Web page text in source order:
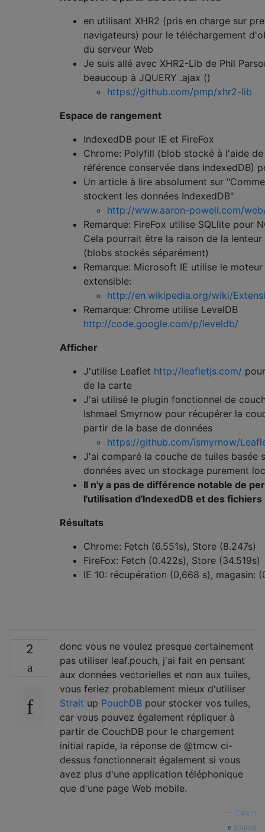
en utilisant XHR2 (pris en charge sur
navigateurs) pour le téléchargement
du serveur Web
Je suis allé avec XHR2-Lib de Phil
beaucoup à JQUERY .ajax ()
https://github.com/pmp/xhr2-lib
Espace de rangement
IndexedDB pour IE et FireFox
Chrome: Polyfill (blob stocké à l'aide de
référence conservée dans IndexedDB)
Un article à lire absolument sur
stockent les données IndexedDB"
http://www.aaron-powell.com/
Remarque: FireFox utilise SQLlite pour
Cela pourrait être la raison de la
(blobs stockés séparément)
Remarque: Microsoft IE utilise le
extensible:
http://en.wikipedia.org/wiki/
Remarque: Chrome utilise LevelDB
http://code.google.com/p/leveldb/
Afficher
J'utilise Leaflet http://leafletjs.com/
de la carte
J'ai utilisé le plugin fonctionnel de
Ishmael Smyrnow pour récupérer la
partir de la base de données
https://github.com/ismyrnow/
J'ai comparé la couche de tuiles basée
données avec un stockage purement
Il n'y a pas de différence notable de
l'utilisation d'IndexedDB et des fichiers
Résultats
Chrome: Fetch (6.551s), Store (8.247s)
FireFox: Fetch (0.422s), Store (34.519s)
IE 10: récupération (0,668 s), magasin:
2
donc vous ne voulez presque certainement
pas utiliser leaf.pouch, j'ai fait en pensant
aux données vectorielles et non aux tuiles,
vous feriez probablement mieux d'utiliser
Strait up PouchDB pour stocker vos tuiles,
car vous pouvez également répliquer à
partir de CouchDB pour le chargement
initial rapide, la réponse de @tmcw ci-
dessus fonctionnerait également si vous
avez plus d'une application téléphonique
que d'une page Web mobile.
Calvin
source